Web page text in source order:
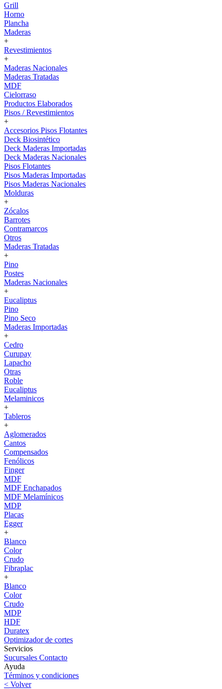
Grill
Horno
Plancha
Maderas
+
Revestimientos
+
Maderas Nacionales
Maderas Tratadas
MDF
Cielorraso
Productos Elaborados
Pisos / Revestimientos
+
Accesorios Pisos Flotantes
Deck Biosintético
Deck Maderas Importadas
Deck Maderas Nacionales
Pisos Flotantes
Pisos Maderas Importadas
Pisos Maderas Nacionales
Molduras
+
Zócalos
Barrotes
Contramarcos
Otros
Maderas Tratadas
+
Pino
Postes
Maderas Nacionales
+
Eucaliptus
Pino
Pino Seco
Maderas Importadas
+
Cedro
Curupay
Lapacho
Otras
Roble
Eucaliptus
Melaminicos
+
Tableros
+
Aglomerados
Cantos
Compensados
Fenólicos
Finger
MDF
MDF Enchapados
MDF Melamínicos
MDP
Placas
Egger
+
Blanco
Color
Crudo
Fibraplac
+
Blanco
Color
Crudo
MDP
HDF
Duratex
Optimizador de cortes
Servicios
Sucursales Contacto
Ayuda
Términos y condiciones
< Volver